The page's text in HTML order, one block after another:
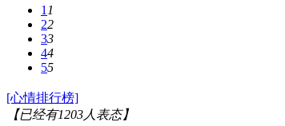
11
22
33
44
55
[心情排行榜]
【已经有1203人表态】